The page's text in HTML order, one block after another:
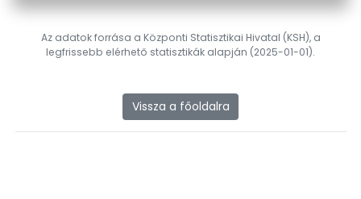
Az adatok forrása a Központi Statisztikai Hivatal (KSH), a
legfrissebb elérhető statisztikák alapján (2025-01-01).
Vissza a főoldalra